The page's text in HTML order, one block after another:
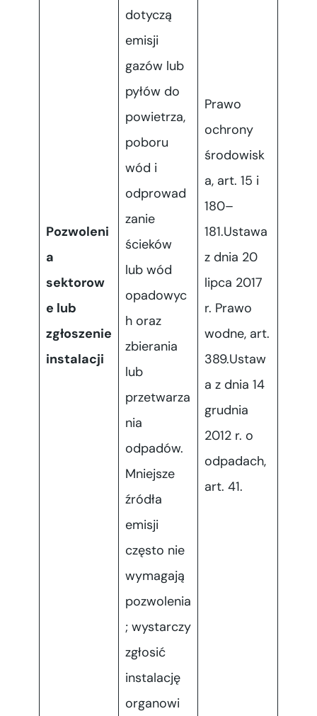
Pozwoleni
a
sektorow
e lub
zgłoszenie
instalacji
dotyczą
emisji
gazów lub
pyłów do
powietrza,
poboru
wód i
odprowad
zanie
ścieków
lub wód
opadowyc
h oraz
zbierania
lub
przetwarza
nia
odpadów.
Mniejsze
źródła
emisji
często nie
wymagają
pozwolenia
; wystarczy
zgłosić
instalację
organowi
Prawo
ochrony
środowisk
a, art. 15 i
180–
181.Ustawa
z dnia 20
lipca 2017
r. Prawo
wodne, art.
389.Ustaw
a z dnia 14
grudnia
2012 r. o
odpadach,
art. 41.